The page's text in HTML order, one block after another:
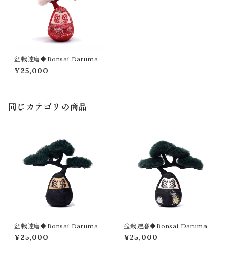
盆栽達磨◆Bonsai Daruma
¥25,000
同じカテゴリの商品
盆栽達磨◆Bonsai Daruma
¥25,000
盆栽達磨◆Bonsai Daruma
¥25,000